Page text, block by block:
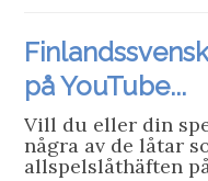
på YouTube...
Vill du eller din
några av de låtar
allspelslåthäften